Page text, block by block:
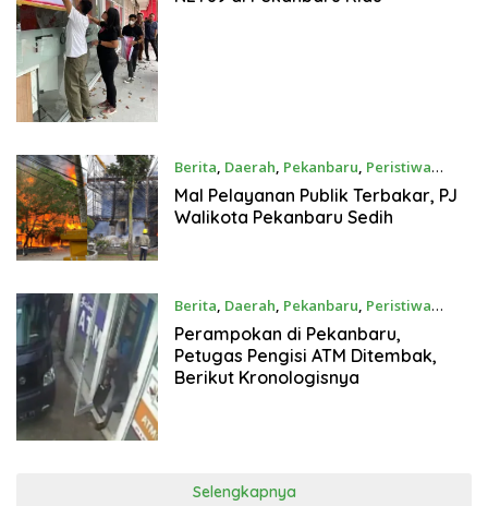
Berita, Daerah, Pekanbaru, Peristiwa
Maret 5, 2023
Mal Pelayanan Publik Terbakar, PJ
Walikota Pekanbaru Sedih
Berita, Daerah, Pekanbaru, Peristiwa
Maret 5, 2023
Perampokan di Pekanbaru,
Petugas Pengisi ATM Ditembak,
Berikut Kronologisnya
Selengkapnya